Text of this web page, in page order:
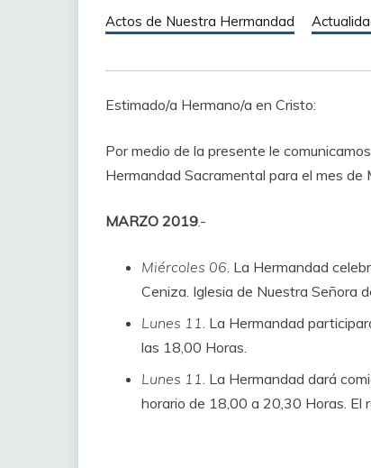
Actos de Nuestra Hermandad
Estimado/a Hermano/a en Cristo:
Por medio de la presente le
Hermandad Sacramental para el mes de
MARZO 2019.-
Miércoles 06. La Hermandad
Ceniza. Iglesia de Nuestra Señora
Lunes 11. La Hermandad
las 18,00 Horas.
Lunes 11. La Hermandad dará
horario de 18,00 a 20,30 Horas.